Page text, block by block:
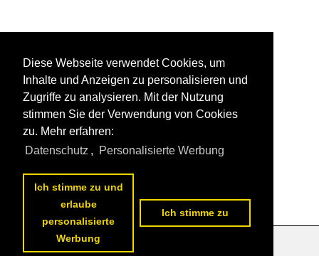
Datenschutzerklärung
Diese Webseite verwendet Cookies, um
Inhalte und Anzeigen zu personalisieren und
Zugriffe zu analysieren. Mit der Nutzung
stimmen Sie der Verwendung von Cookies
zu. Mehr erfahren:
Datenschutz , Personalisierte Werbung
Ich stimme zu und
erlaube
personalisierte
Werbung
Ich stimme zu